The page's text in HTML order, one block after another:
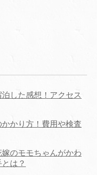
した感想！アクセス
かり方！費用や検査
嫁のモモちゃんがかわ
は？